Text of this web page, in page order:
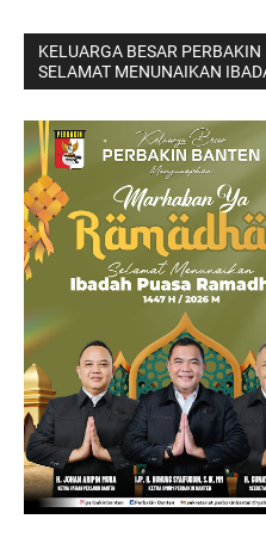
KELUARGA BESAR
SELAMAT MENUNAIKAN